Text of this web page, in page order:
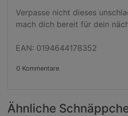
Verpasse nicht dieses
mach dich bereit für dein
EAN: 0194644178352
0 Kommentare
Ähnliche